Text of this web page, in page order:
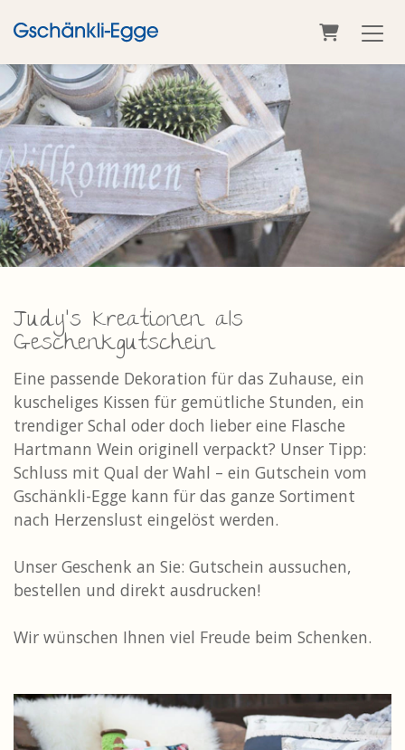
Warenkorb
Judy's Kreationen als
Geschenkgutschein
Eine passende Dekoration für das Zuhause, ein
kuscheliges Kissen für gemütliche Stunden, ein
trendiger Schal oder doch lieber eine Flasche
Hartmann Wein originell verpackt? Unser Tipp:
Schluss mit Qual der Wahl – ein Gutschein vom
Gschänkli-Egge kann für das ganze Sortiment
nach Herzenslust eingelöst werden.
Unser Geschenk an Sie: Gutschein aussuchen,
bestellen und direkt ausdrucken!
Wir wünschen Ihnen viel Freude beim Schenken.